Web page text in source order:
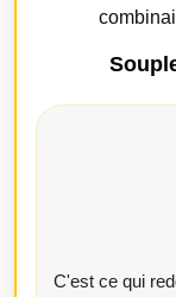
C'est ce qui